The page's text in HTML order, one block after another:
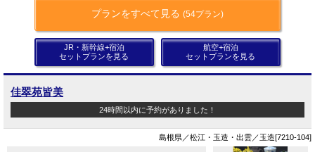
プランをすべて見る (54プラン)
JR・新幹線+宿泊
セットプランを見る
航空+宿泊
セットプランを見る
佳翠苑皆美
24時間以内に予約がありました！
島根県／松江・玉造・出雲／玉造[7210-104]